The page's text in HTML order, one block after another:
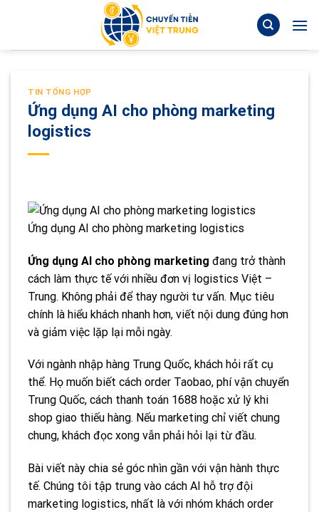
TIN TỔNG HỢP
Ứng dụng AI cho phòng marketing
logistics
Ứng dụng AI cho phòng marketing logistics
Ứng dụng AI cho phòng marketing đang trở thành
cách làm thực tế với nhiều đơn vị logistics Việt –
Trung. Không phải để thay người tư vấn. Mục tiêu
chính là hiểu khách nhanh hơn, viết nội dung đúng hơn
và giảm việc lặp lại mỗi ngày.
Với ngành nhập hàng Trung Quốc, khách hỏi rất cụ
thể. Họ muốn biết cách order Taobao, phí vận chuyển
Trung Quốc, cách thanh toán 1688 hoặc xử lý khi
shop giao thiếu hàng. Nếu marketing chỉ viết chung
chung, khách đọc xong vẫn phải hỏi lại từ đầu.
Bài viết này chia sẻ góc nhìn gần với vận hành thực
tế. Chúng tôi tập trung vào cách AI hỗ trợ đội
marketing logistics, nhất là với nhóm khách order